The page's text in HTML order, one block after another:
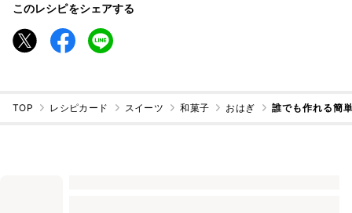
このレシピをシェアする
TOP レシピカード スイーツ 和菓子 おはぎ 誰でも作れる簡